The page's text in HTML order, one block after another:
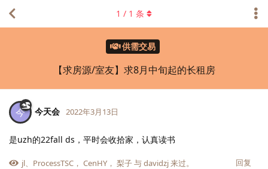
供需交易
【求房源/室友】求8月中旬起的长租房
1 / 1 条
今 今天会 2022年3月13日
是uzh的22fall ds，平时会收拾家，认真读书
回复
jl、 ProcessTSC ， CenHY ， 梨子与davidzj来过。